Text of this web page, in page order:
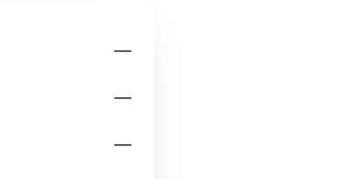
—
—
—